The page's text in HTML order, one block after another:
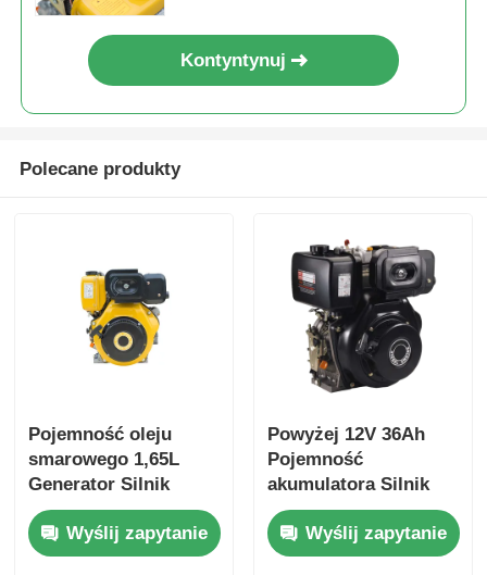
Kontyntynuj
Polecane produkty
Pojemność oleju
smarowego 1,65L
Generator Silnik
wysokoprężny Silnik
chłodzony
powietrzem Rodzaj
Wyślij zapytanie
Powyżej 12V 36Ah
Pojemność
akumulatora Silnik
Diesla Przemysłowy
Zapewniający Ogólne
Wymiary
Wyślij zapytanie